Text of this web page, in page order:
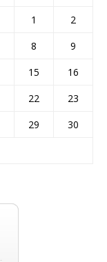
1
2
8
9
15
16
22
23
29
30